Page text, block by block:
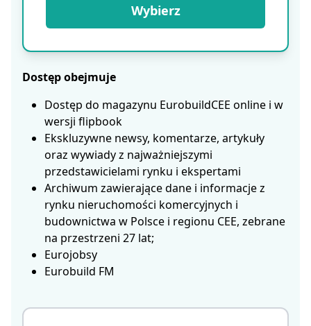
Wybierz
Dostęp obejmuje
Dostęp do magazynu EurobuildCEE online i w
wersji flipbook
Ekskluzywne newsy, komentarze, artykuły
oraz wywiady z najważniejszymi
przedstawicielami rynku i ekspertami
Archiwum zawierające dane i informacje z
rynku nieruchomości komercyjnych i
budownictwa w Polsce i regionu CEE, zebrane
na przestrzeni 27 lat;
Eurojobsy
Eurobuild FM